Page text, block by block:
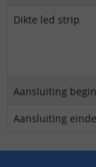
Dikte led strip
Aansluiting begin
Aansluiting einde